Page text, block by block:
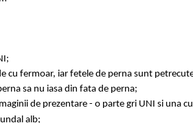
cu fermoar, iar fetele de perna sunt
sa nu iasa din fata de perna;
de prezentare - o parte gri UNI si una cu
alb;